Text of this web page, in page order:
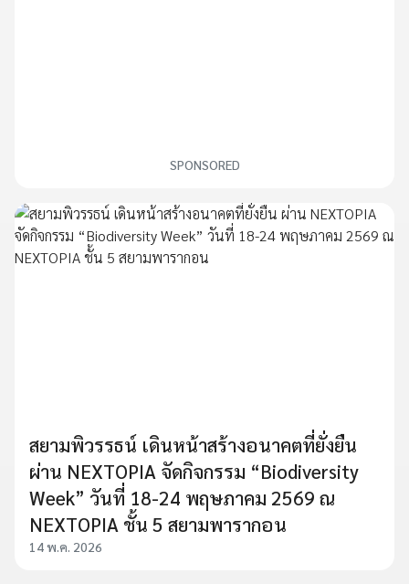
SPONSORED
สยามพิวรรธน์ เดินหน้าสร้างอนาคตที่ยั่งยืน
ผ่าน NEXTOPIA จัดกิจกรรม “Biodiversity
Week” วันที่ 18-24 พฤษภาคม 2569 ณ
NEXTOPIA ชั้น 5 สยามพารากอน
14 พ.ค. 2026